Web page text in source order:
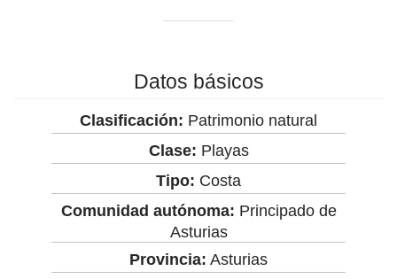
Datos básicos
Clasificación: Patrimonio natural
Clase: Playas
Tipo: Costa
Comunidad autónoma: Principado de
Asturias
Provincia: Asturias